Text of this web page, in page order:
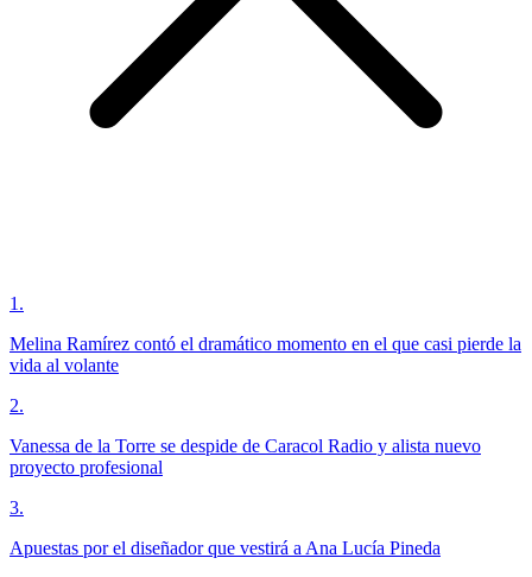
1.
Melina Ramírez contó el dramático momento en el que casi pierde la
vida al volante
2.
Vanessa de la Torre se despide de Caracol Radio y alista nuevo
proyecto profesional
3.
Apuestas por el diseñador que vestirá a Ana Lucía Pineda